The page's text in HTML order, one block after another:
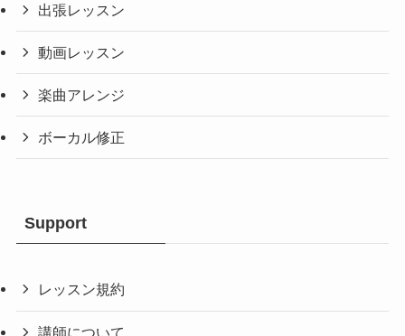
出張レッスン
動画レッスン
楽曲アレンジ
ボーカル修正
Support
レッスン規約
講師について